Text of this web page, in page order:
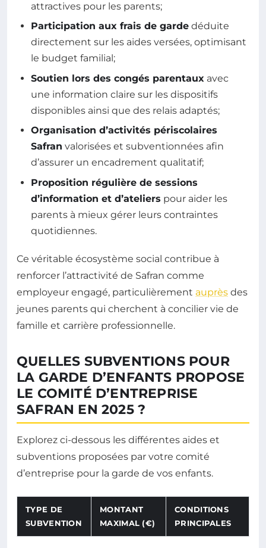
attractives pour les parents;
Participation aux frais de garde déduite
directement sur les aides versées, optimisant
le budget familial;
Soutien lors des congés parentaux avec
une information claire sur les dispositifs
disponibles ainsi que des relais adaptés;
Organisation d’activités périscolaires
Safran valorisées et subventionnées afin
d’assurer un encadrement qualitatif;
Proposition régulière de sessions
d’information et d’ateliers pour aider les
parents à mieux gérer leurs contraintes
quotidiennes.
Ce véritable écosystème social contribue à
renforcer l’attractivité de Safran comme
employeur engagé, particulièrement auprès des
jeunes parents qui cherchent à concilier vie de
famille et carrière professionnelle.
QUELLES SUBVENTIONS POUR
LA GARDE D’ENFANTS PROPOSE
LE COMITÉ D’ENTREPRISE
SAFRAN EN 2025 ?
Explorez ci-dessous les différentes aides et
subventions proposées par votre comité
d’entreprise pour la garde de vos enfants.
TYPE DE
SUBVENTION
MONTANT
MAXIMAL (€)
CONDITIONS
PRINCIPALES